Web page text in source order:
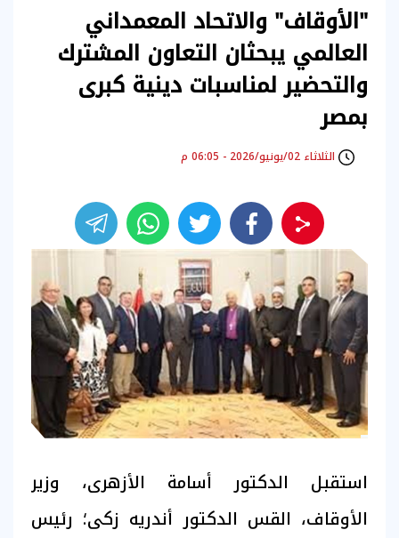
"الأوقاف" والاتحاد المعمداني
العالمي يبحثان التعاون المشترك
والتحضير لمناسبات دينية كبرى
بمصر
الثلاثاء 02/يونيو/2026 - 06:05 م
استقبل الدكتور أسامة الأزهرى، وزير
الأوقاف، القس الدكتور أندريه زكى؛ رئيس